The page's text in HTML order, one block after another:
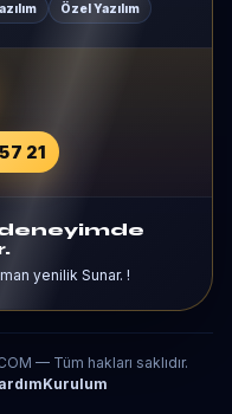
Özel Yazılım
21
yenilik Sunar. !
— Tüm hakları saklıdır.
Kurulum